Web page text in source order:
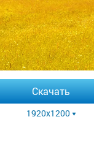
Скачать
1920x1200